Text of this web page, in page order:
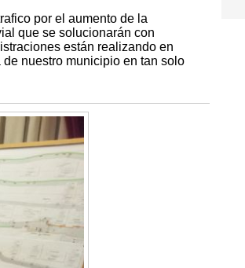
por el aumento de la
que se solucionarán con
están realizando en
nuestro municipio en tan solo